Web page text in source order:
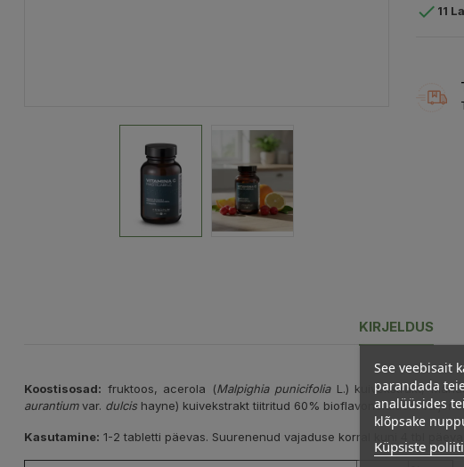
 11
KIRJELDUS
Koostisosad: fruktoos, acerola (Malpighia punicifoliaL.) kuivekstrakt,
aurantiumvar. dulcis hayne) kuivekstrakt tiitritud 60% bioflavonoidideni
Kasutamine: 1-2 tabletti päevas. Suurenenud vajaduse korral kuni 4 tbl
See veebisait
parandada
analüüsides
klõpsake
Küpsiste